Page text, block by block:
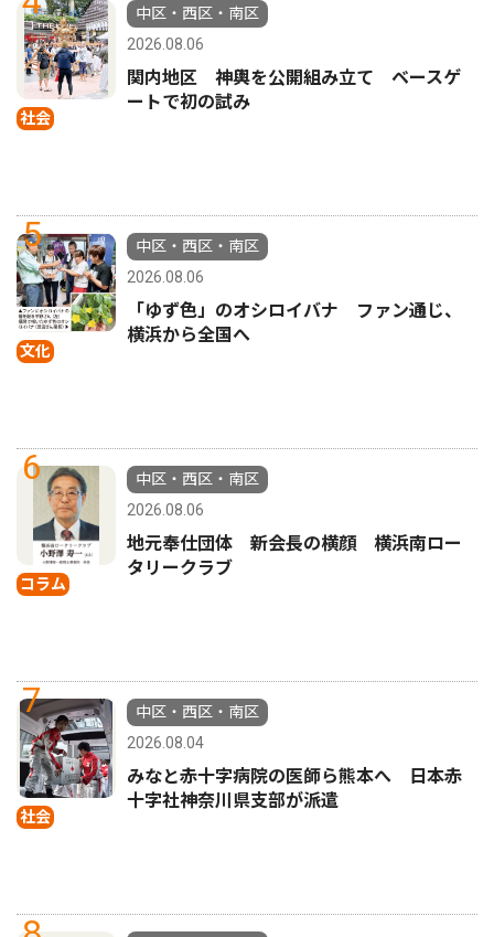
社会
中区・西区・南区
2026.08.06
関内地区 神輿を公開組み立て ベースゲ
ートで初の試み
5
文化
中区・西区・南区
2026.08.06
「ゆず色」のオシロイバナ ファン通じ、
横浜から全国へ
6
コラム
中区・西区・南区
2026.08.06
地元奉仕団体 新会長の横顔 横浜南ロー
タリークラブ
7
社会
中区・西区・南区
2026.08.04
みなと赤十字病院の医師ら熊本へ 日本赤
十字社神奈川県支部が派遣